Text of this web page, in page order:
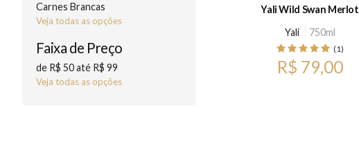
Carnes Brancas
Veja todas as opções
Faixa de Preço
de R$ 50 até R$ 99
Veja todas as opções
Yali Wild Swan Merlot
Yali
750ml
(1)
R$ 79,00